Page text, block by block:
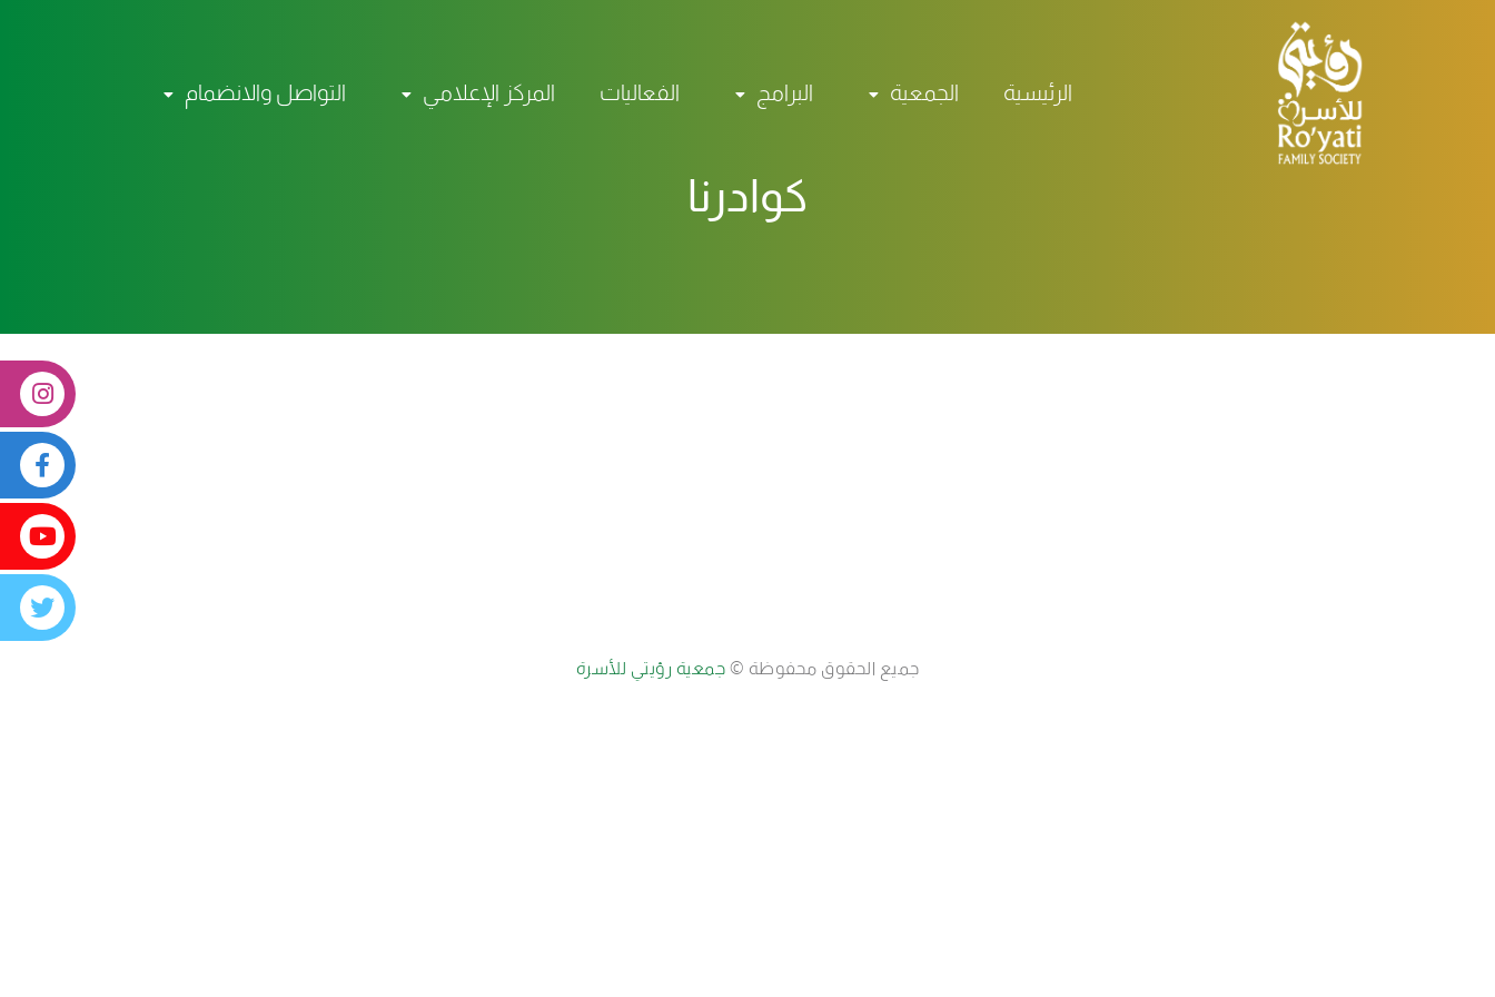
الرئيسية الجمعية البرامج الفعاليات المركز الإعلامي التواصل والانضمام
كوادرنا
جميع الحقوق محفوظة © جمعية رؤيتي للأسرة